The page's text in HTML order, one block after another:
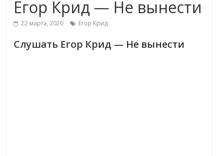
Егор Крид — Не вынести
22 марта, 2020 Егор Крид
Слушать Егор Крид — Не вынести